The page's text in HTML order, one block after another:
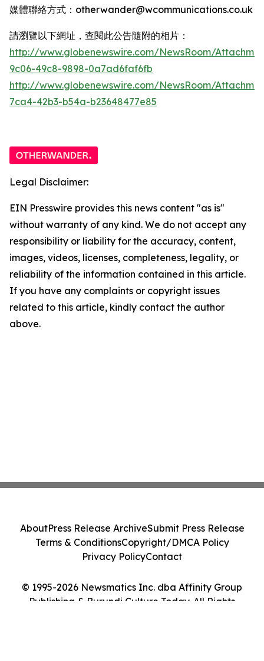
媒體聯絡方式：otherwander@wcommunications.co.uk
請瀏覽以下網址，查閱此公告隨附的相片：
http://www.globenewswire.com/NewsRoom/
9c06-49c8-9898-0a7ad6faf6fb
http://www.globenewswire.com/NewsRoom/
7ca4-42b3-b54a-b23648477e85
Legal Disclaimer:
EIN Presswire provides this news content "as is"
without warranty of any kind. We do not accept any
responsibility or liability for the accuracy, content,
images, videos, licenses, completeness, legality, or
reliability of the information contained in this article.
If you have any complaints or copyright issues
related to this article, kindly contact the author
above.
© 1995-2026 Newsmatics Inc. dba Affinity Group
Publishing & Burundi Culture Today. All Rights
AboutPress Release ArchiveSubmit Press Release
Terms & ConditionsCopyright/DMCA Policy
Privacy PolicyContact